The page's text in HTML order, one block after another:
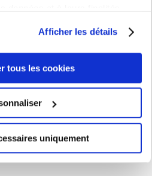
Déclaration relative aux cookies
de confidentialité.
aimerions également :
être précises à plusieurs
en l'analysant activement
spécifiques
Afficher les détails
tous les cookies
uniquement